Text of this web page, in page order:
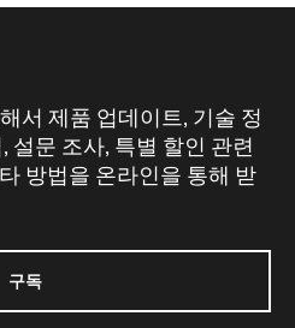
서 제품 업데이트, 기술 정
설문 조사, 특별 할인 관련
방법을 온라인을 통해 받
구독